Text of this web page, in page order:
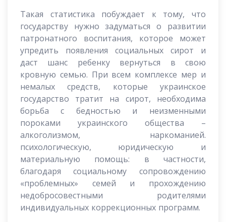
Такая статистика побуждает к тому, что
государству нужно задуматься о развитии
патронатного воспитания, которое может
упредить появления социальных сирот и
даст шанс ребенку вернуться в свою
кровную семью. При всем комплексе мер и
немалых средств, которые украинское
государство тратит на сирот, необходима
борьба с бедностью и неизменными
пороками украинского общества –
алкоголизмом, наркоманией.
психологическую, юридическую и
материальную помощь: в частности,
благодаря социальному сопровождению
«проблемных» семей и прохождению
недобросовестными родителями
индивидуальных коррекционных программ.